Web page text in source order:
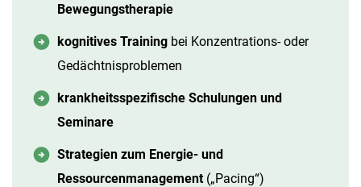
Bewegungstherapie
kognitives Training bei Konzentrations- oder
Gedächtnisproblemen
krankheitsspezifische Schulungen und
Seminare
Strategien zum Energie- und
Ressourcenmanagement(„Pacing“)